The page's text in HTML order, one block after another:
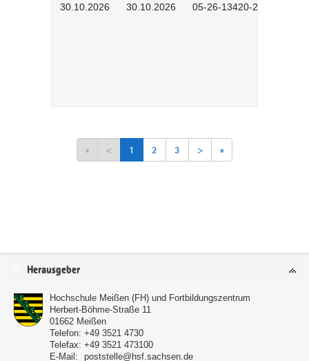
30.10.2026 30.10.2026 05-26-13420-2601
« < 1 2 3 > »
Service
Herausgeber
Hochschule Meißen (FH) und Fortbildungszentrum
Herbert-Böhme-Straße 11
01662 Meißen
Telefon: +49 3521 4730
Telefax: +49 3521 473100
E-Mail:
poststelle@hsf.sachsen.de